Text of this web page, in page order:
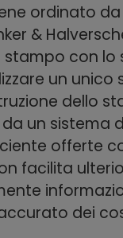
ordinato
&
con lo
un unico
dello
un sistema
offerte
facilita
dei